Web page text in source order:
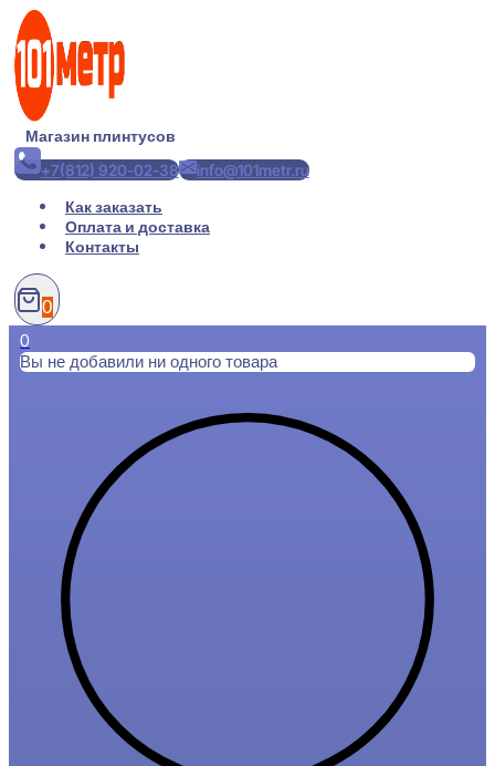
Перейти
содержимому
Магазин плинтусов
+7(812) 920-02-38
info@101metr.ru
Как заказать
Оплата и доставка
Контакты
0
0
Вы не добавили ни одного товара